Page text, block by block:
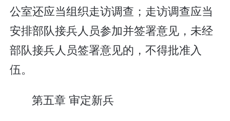
公室还应当组织走访调查；走访调查应当
安排部队接兵人员参加并签署意见，未经
部队接兵人员签署意见的，不得批准入
伍。
第五章 审定新兵